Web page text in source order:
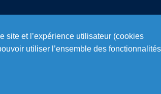
site et l’expérience utilisateur (cookies
utiliser l’ensemble des fonctionnalités